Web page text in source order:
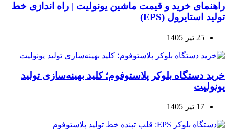
راهنمای خرید و قیمت ماشین یونولیت | راه اندازی خط
تولید استایرول (EPS)
25 تیر 1405
خرید دستگاه بلوکر پلاستوفوم؛ کلید بهینه‌سازی تولید
یونولیت
17 تیر 1405